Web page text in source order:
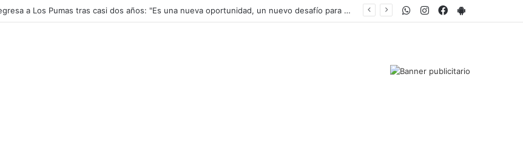
Tomás Lavanini regresa a Los Pumas tras casi dos años: "Es una nueva oportunidad, un nuevo desafío para mí" PlayStore
Facebook
Instagram
WhatsApp